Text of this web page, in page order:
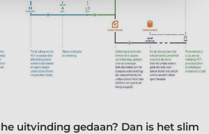
uitvinding gedaan? Dan is het slim